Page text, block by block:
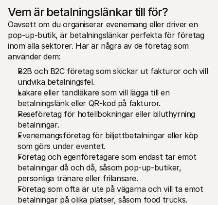
Vem är betalningslänkar till för?
Oavsett om du organiserar evenemang eller driver en
pop-up-butik, är betalningslänkar perfekta för företag
inom alla sektorer. Här är några av de företag som
använder dem:
B2B och B2C företag som skickar ut fakturor och vill
undvika betalningsfel.
Läkare eller tandläkare som vill lägga till en
betalningslänk eller QR-kod på fakturor.
Reseföretag för hotellbokningar eller biluthyrning
betalningar.
Evenemangsföretag för biljettbetalningar eller köp
som görs under eventet.
Företag och egenföretagare som endast tar emot
betalningar då och då, såsom pop-up-butiker,
personliga tränare eller frilansare.
Företag som ofta är ute på vägarna och vill ta emot
betalningar på olika platser, såsom food trucks.